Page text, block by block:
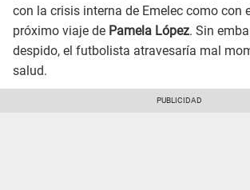
con la crisis interna de Emelec como con
próximo viaje de Pamela López. Sin
despido, el futbolista atravesaría mal
salud.